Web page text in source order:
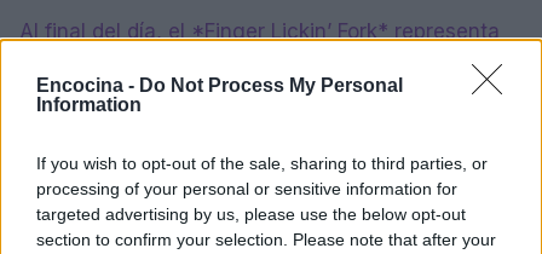
Encocina - Do Not Process My Personal
Information
If you wish to opt-out of the sale, sharing to third parties, or
processing of your personal or sensitive information for
targeted advertising by us, please use the below opt-out
section to confirm your selection. Please note that after your
Al final del día, el *Finger Lickin’ Fork* representa
algo más grande que la simple conveniencia. Es
una invitación a disfrutar de la comida de manera
multifacética, y este tenedor es un recordatorio de
que cada bocado cuenta. Cuando eliges cómo
comer, eliges cómo disfrutar. La comida es un